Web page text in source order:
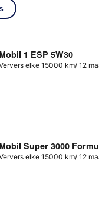
Mobil 1 ESP 5W30
elke 15000 km/ 12
Mobil Super 3000
elke 15000 km/ 12